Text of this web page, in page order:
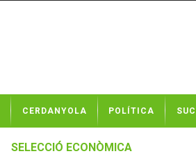
t
CERDANYOLA POLÍTICA
SELECCIÓ ECONÒMICA